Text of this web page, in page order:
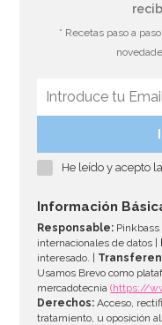
* Recetas paso a paso
He leído y acepto
Información
Responsable: Pinkbass
internacionales de datos |
interesado. |
Usamos Brevo como
mercadotecnia(https://
Derechos: Acceso,
tratamiento, u oposición